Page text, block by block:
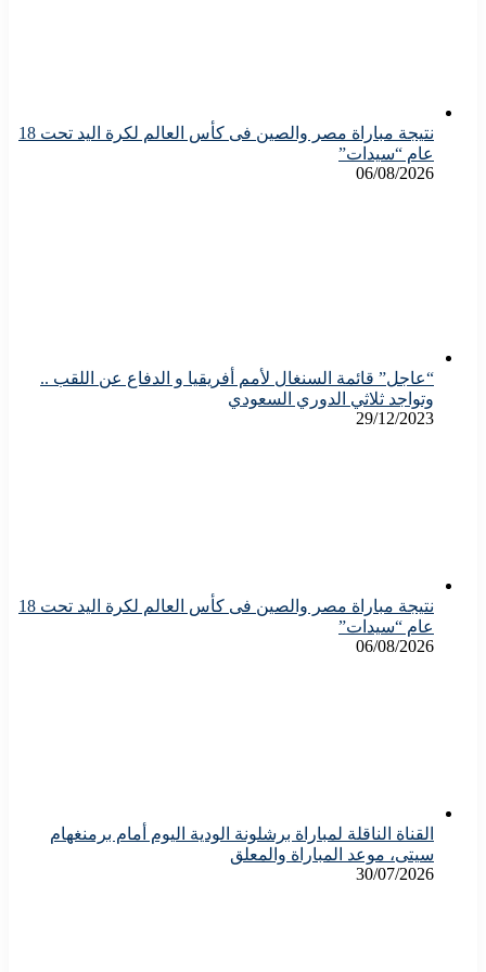
نتيجة مباراة مصر والصين فى كأس العالم لكرة اليد تحت 18
عام “سيدات”
06/08/2026
“عاجل” قائمة السنغال لأمم أفريقيا و الدفاع عن اللقب ..
وتواجد ثلاثي الدوري السعودي
29/12/2023
نتيجة مباراة مصر والصين فى كأس العالم لكرة اليد تحت 18
عام “سيدات”
06/08/2026
القناة الناقلة لمباراة برشلونة الودية اليوم أمام برمنغهام
سيتى، موعد المباراة والمعلق
30/07/2026